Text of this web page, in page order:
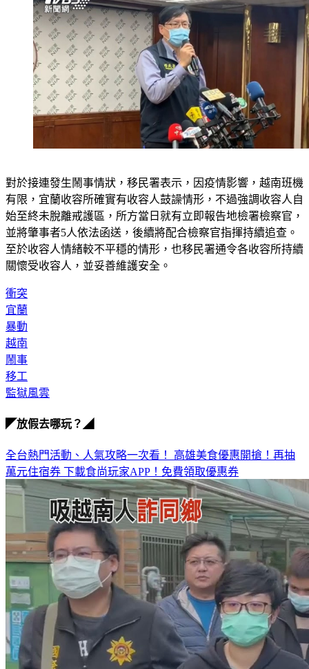
對於接連發生鬧事情狀，移民署表示，因疫情影響，越南班機
有限，宜蘭收容所確實有收容人鼓譟情形，不過強調收容人自
始至終未脫離戒護區，所方當日就有立即報告地檢署檢察官，
並將肇事者5人依法函送，後續將配合檢察官指揮持續追查。
至於收容人情緒較不平穩的情形，也移民署通令各收容所持續
關懷受收容人，並妥善維護安全。
衝突
宜蘭
暴動
越南
鬧事
移工
監獄風雲
◤放假去哪玩？◢
全台熱門活動、人氣攻略一次看！ 高雄美食優惠開搶！再抽
萬元住宿券 下載食尚玩家APP！免費領取優惠券